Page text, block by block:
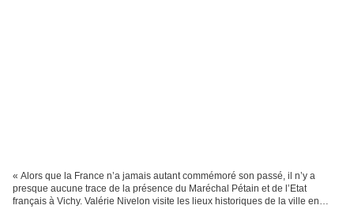
« Alors que la France n’a jamais autant commémoré son passé, il n’y a
presque aucune trace de la présence du Maréchal Pétain et de l’Etat
français à Vichy. Valérie Nivelon visite les lieux historiques de la ville en